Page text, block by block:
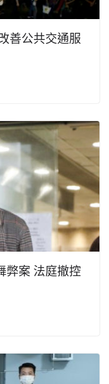
善公共交通服
弊案 法庭撤控